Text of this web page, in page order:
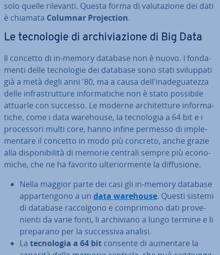
solo quelle rilevanti. Questa forma di va­lu­ta­zio­ne dei dati
è chiamata Columnar Pro­jec­tion.
Le tec­no­lo­gie di ar­chi­via­zio­ne di Big Data
Il concetto di in-memory database non è nuovo. I fon­da­
men­ti delle tec­no­lo­gie dei database sono stati svi­lup­pa­ti
già a metà degli anni '80, ma a causa del­l'i­na­de­gua­tez­za
delle in­fra­strut­tu­re in­for­ma­ti­che non è stato possibile
attuarle con successo. Le moderne ar­chi­tet­tu­re in­for­ma­
ti­che, come i data warehouse, la tec­no­lo­gia a 64 bit e i
pro­ces­so­ri multi core, hanno infine permesso di im­ple­
men­ta­re il concetto in modo più concreto, anche grazie
alla di­spo­ni­bi­li­tà di memorie centrali sempre più eco­no­
mi­che, che ne ha favorito ul­te­rior­men­te la dif­fu­sio­ne.
Nella maggior parte dei casi gli in-memory database
ap­par­ten­go­no a un data warehouse. Questi sistemi
di database rac­col­go­no e com­pri­mo­no dati pro­ve­
nien­ti da varie fonti, li ar­chi­via­no a lungo termine e li
preparano per la suc­ces­si­va analisi.
La tec­no­lo­gia a 64 bit consente di aumentare la